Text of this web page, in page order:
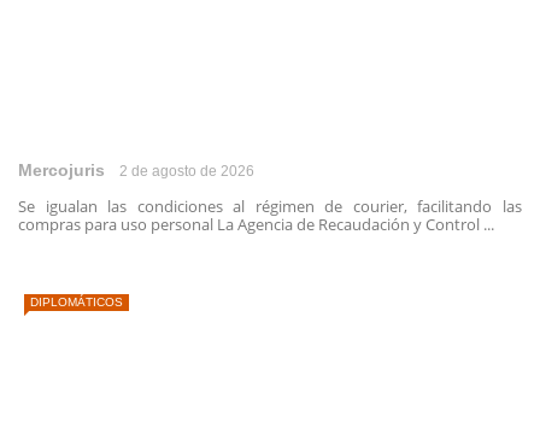
Mercojuris 2 de agosto de 2026
Se igualan las condiciones al régimen de courier, facilitando las
compras para uso personal La Agencia de Recaudación y Control ...
DIPLOMÁTICOS